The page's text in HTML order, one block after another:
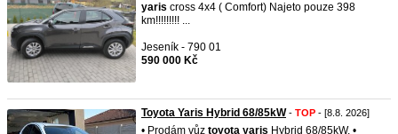
yaris cross 4x4 ( Comfort) Najeto pouze 398
km!!!!!!!!! ...
Jeseník - 790 01
590 000 Kč
Toyota Yaris Hybrid 68/85kW- TOP - [8.8. 2026]
• Prodám vůz toyota yaris Hybrid 68/85kW. •